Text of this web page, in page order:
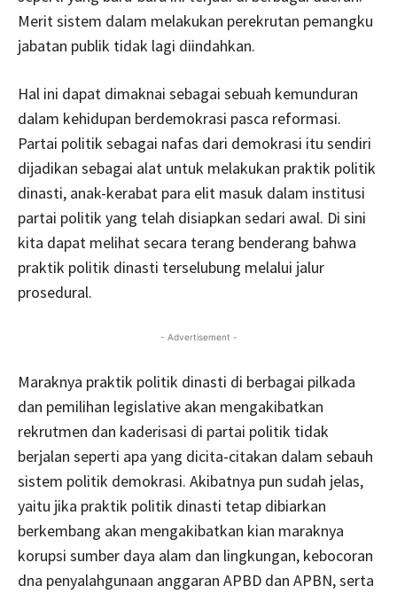
Merit sistem dalam melakukan perekrutan pemangku
jabatan publik tidak lagi diindahkan.
Hal ini dapat dimaknai sebagai sebuah kemunduran
dalam kehidupan berdemokrasi pasca reformasi.
Partai politik sebagai nafas dari demokrasi itu sendiri
dijadikan sebagai alat untuk melakukan praktik politik
dinasti, anak-kerabat para elit masuk dalam institusi
partai politik yang telah disiapkan sedari awal. Di sini
kita dapat melihat secara terang benderang bahwa
praktik politik dinasti terselubung melalui jalur
prosedural.
- Advertisement -
Maraknya praktik politik dinasti di berbagai pilkada
dan pemilihan legislative akan mengakibatkan
rekrutmen dan kaderisasi di partai politik tidak
berjalan seperti apa yang dicita-citakan dalam sebauh
sistem politik demokrasi. Akibatnya pun sudah jelas,
yaitu jika praktik politik dinasti tetap dibiarkan
berkembang akan mengakibatkan kian maraknya
korupsi sumber daya alam dan lingkungan, kebocoran
dna penyalahgunaan anggaran APBD dan APBN, serta